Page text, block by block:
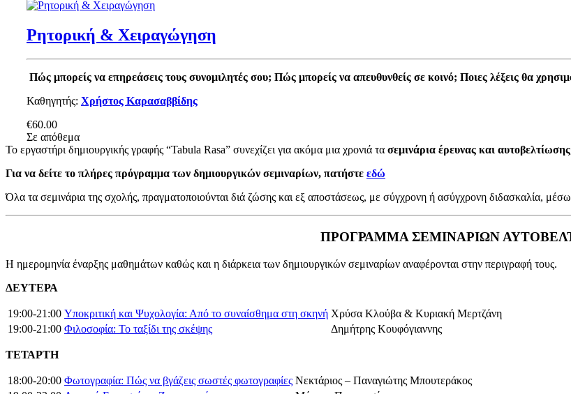
Ρητορική & Χειραγώγηση
Πώς μπορείς να επηρεάσεις τους συνομιλητές σου; Πώς μπορείς να απευθυνθείς σε κοινό; Ποιες λέξεις θα
Καθηγητής: Χρήστος Καρασαββίδης
€60.00
Σε απόθεμα
Το εργαστήρι δημιουργικής γραφής “Tabula Rasa” συνεχίζει για ακόμα μια χρονιά τα σεμινάρια έρευνας και αυτοβελτίωσης
Για να δείτε το πλήρες πρόγραμμα των δημιουργικών σεμιναρίων, πατήστε εδώ
Όλα τα σεμινάρια της σχολής, πραγματοποιούνται διά ζώσης και εξ αποστάσεως, με σύγχρονη ή ασύγχρονη διδασκαλία,
ΠΡΟΓΡΑΜΜΑ ΣΕΜΙΝΑΡΙΩΝ
Η ημερομηνία έναρξης μαθημάτων καθώς και η διάρκεια των δημιουργικών σεμιναρίων αναφέρονται στην περιγραφή τους.
ΔΕΥΤΕΡΑ
19:00-21:00 Υποκριτική και Ψυχολογία: Από το συναίσθημα στη σκηνή Χρύσα Κλούβα & Κυριακή Μερτζάνη
19:00-21:00 Φιλοσοφία: Το ταξίδι της σκέψης Δημήτρης Κουφόγιαννης
ΤΕΤΑΡΤΗ
18:00-20:00 Φωτογραφία: Πώς να βγάζεις σωστές φωτογραφίες Νεκτάριος – Παναγιώτης Μπουτεράκος